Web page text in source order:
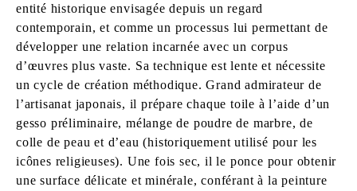
entité historique envisagée depuis un regard
contemporain, et comme un processus lui permettant de
développer une relation incarnée avec un corpus
d’œuvres plus vaste. Sa technique est lente et nécessite
un cycle de création méthodique. Grand admirateur de
l’artisanat japonais, il prépare chaque toile à l’aide d’un
gesso préliminaire, mélange de poudre de marbre, de
colle de peau et d’eau (historiquement utilisé pour les
icônes religieuses). Une fois sec, il le ponce pour obtenir
une surface délicate et minérale, conférant à la peinture